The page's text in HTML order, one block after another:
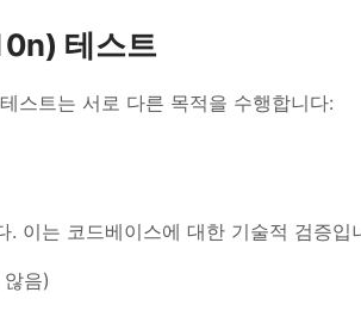
테스트
스트는 서로 다른 목적을 수행합니다:
. 이는 코드베이스에 대한 기술적 검증입
음)